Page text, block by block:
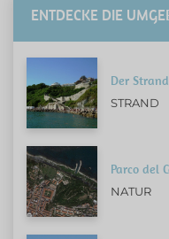
ENTDECKE DIE
Der
STRAND
Parco del
NATUR